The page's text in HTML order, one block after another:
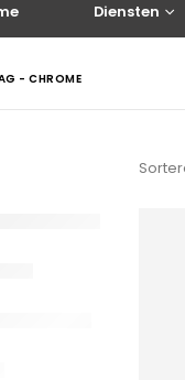
Diensten
- CHROME